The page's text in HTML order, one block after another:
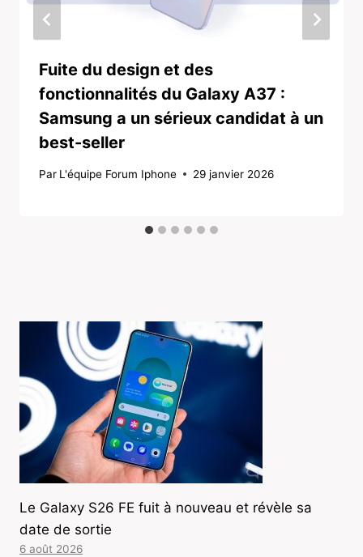
Fuite du design et des
fonctionnalités du Galaxy A37 :
Samsung a un sérieux candidat à un
best-seller
Par L'équipe Forum Iphone 29 janvier 2026
Le Galaxy S26 FE fuit à nouveau et révèle sa
date de sortie
6 août 2026